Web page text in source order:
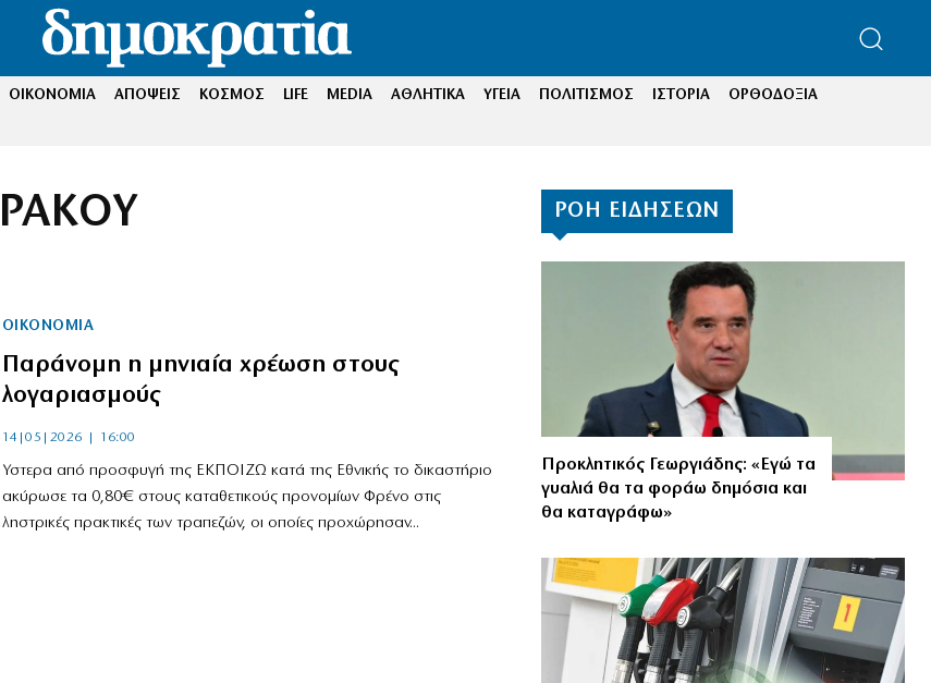
ΟΙΚΟΝΟΜΙΑ ΑΠΟΨΕΙΣ ΚΟΣΜΟΣ LIFE MEDIA ΑΘΛΗΤΙΚΑ ΥΓΕΙΑ ΠΟΛΙΤΙΣΜΟΣ ΙΣΤΟΡΙΑ
ΟΡΘΟΔΟΞΙΑ
ΟΙΚΟΝΟΜΙΑ
Παράνομη η μηνιαία χρέωση στους
λογαριασμούς
14|05|2026 | 16:00
Υστερα από προσφυγή της ΕΚΠΟΙΖΩ κατά της Εθνικής το δικαστήριο
ακύρωσε τα 0,80€ στους καταθετικούς προνομίων Φρένο στις
ληστρικές πρακτικές των τραπεζών, οι οποίες προχώρησαν...
ΡΟΗ ΕΙΔΗΣΕΩΝ
Προκλητικός Γεωργιάδης: «Εγώ τα
γυαλιά θα τα φοράω δημόσια και
θα καταγράφω»